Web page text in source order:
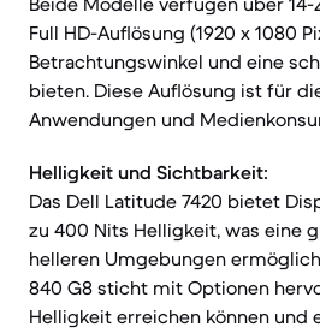
Full HD-Auflösung (1920 x 1080
Betrachtungswinkel und eine
bieten. Diese Auflösung ist für
Anwendungen und
Helligkeit und Sichtbarkeit:
Das Dell Latitude 7420 bietet
zu 400 Nits Helligkeit, was eine
helleren Umgebungen
840 G8 sticht mit Optionen
Helligkeit erreichen können und